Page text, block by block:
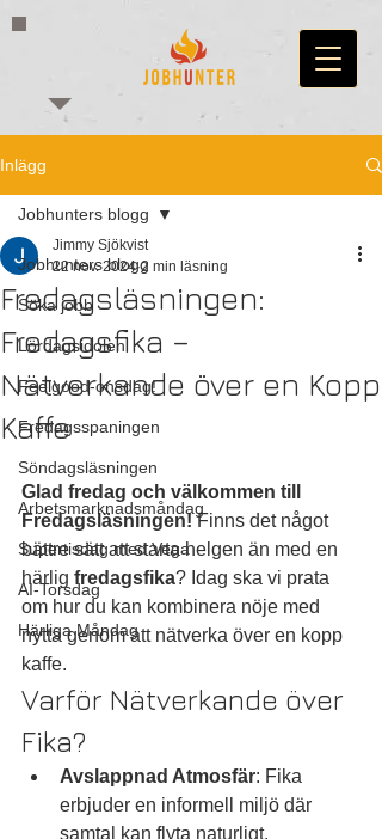
Inlägg
Jobhunters blogg
Söka jobb
Lördagsidolen
Feelgood-onsdag!
Fredagsspaningen
Söndagsläsningen
Arbetsmarknadsmåndag
Supertisdag med Vega
AI-Torsdag
Härliga Måndag
Jobhunters blogg
Fredagsläsningen:
Fredagsfika –
Nätverkande över en Kopp
Kaffe
Jimmy Sjökvist
22 nov. 2024 2 min läsning
Glad fredag och välkommen till
Fredagsläsningen! Finns det något
bättre sätt att starta helgen än med en
härlig fredagsfika? Idag ska vi prata
om hur du kan kombinera nöje med
nytta genom att nätverka över en kopp
kaffe.
Varför Nätverkande över
Fika?
Avslappnad Atmosfär: Fika
erbjuder en informell miljö där
samtal kan flyta naturligt.